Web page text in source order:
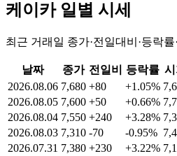
케이카일별 시세
최근 거래일 종가·전일대비·등락률
날짜 종가 전일비 등락률
2026.08.06 7,680 +80 +1.05%
2026.08.05 7,600 +50 +0.66%
2026.08.04 7,550 +240 +3.28%
2026.08.03 7,310 -70 -0.95%
2026.07.31 7,380 +230 +3.22%